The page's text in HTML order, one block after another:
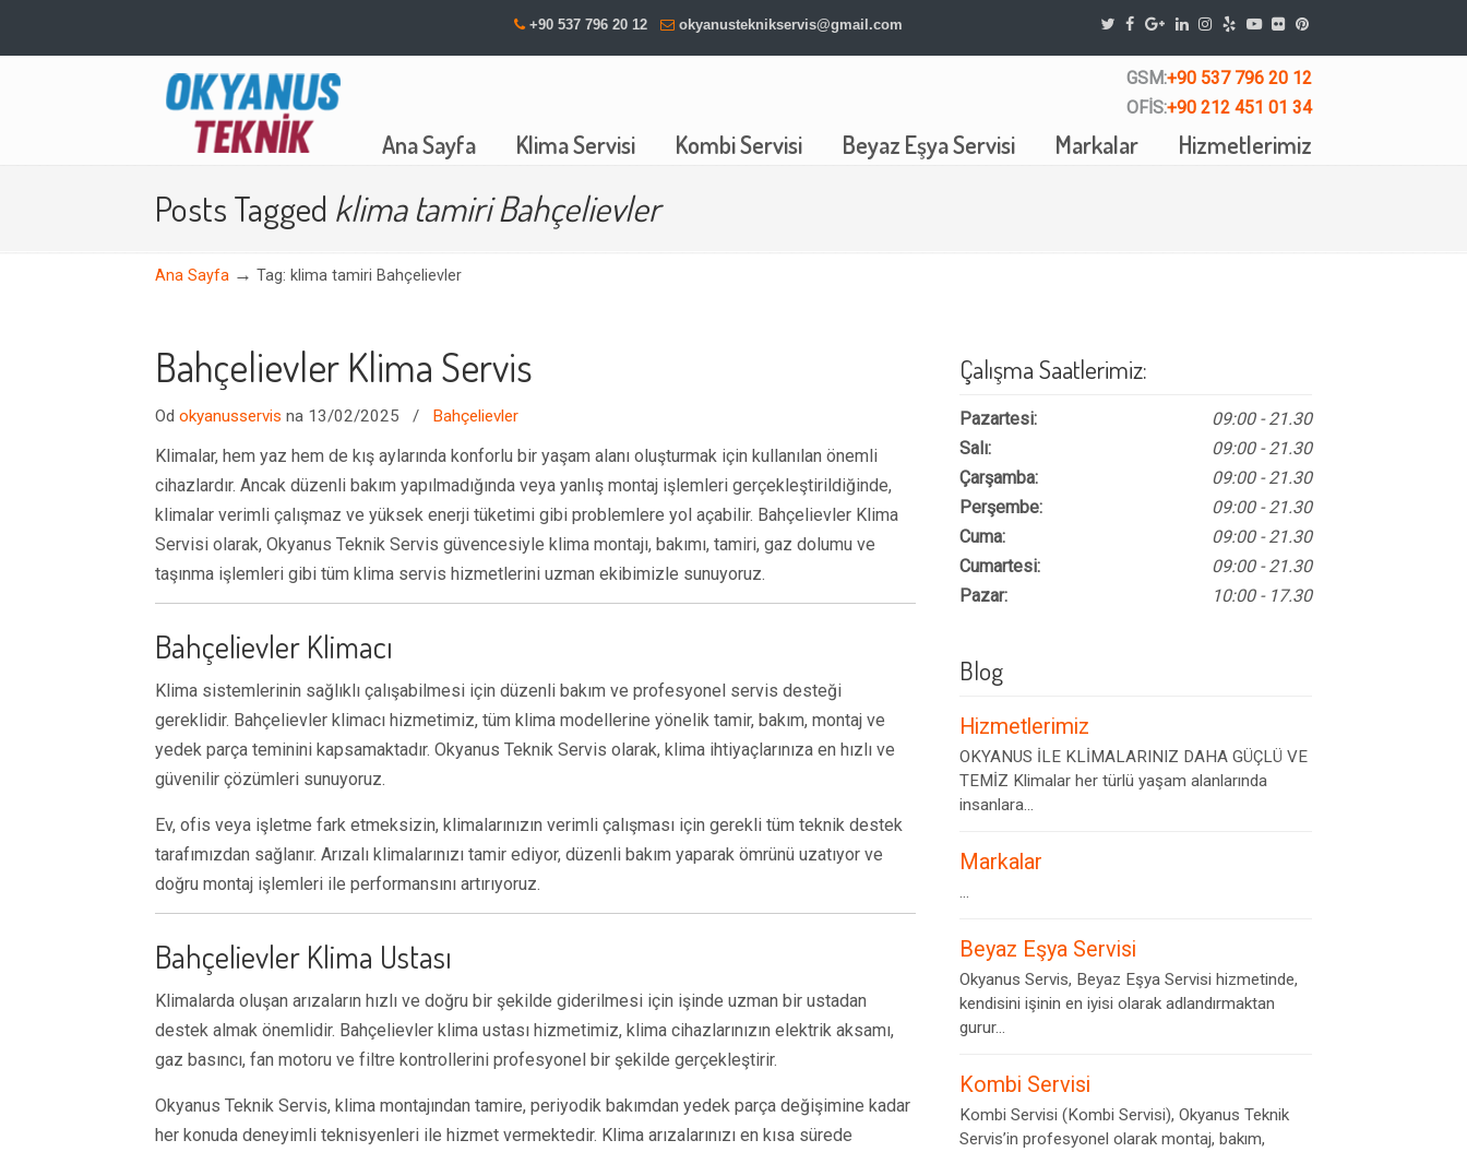
+90 537 796 20 12 okyanusteknikservis@gmail.com
GSM:+90 537 796 20 12
OFİS:+90 212 451 01 34
Ana Sayfa Klima Servisi Kombi Servisi Beyaz Eşya Servisi Markalar Hizmetlerimiz
Navigation
Posts Tagged klima tamiri Bahçelievler
Ana Sayfa → Tag: klima tamiri Bahçelievler
Bahçelievler Klima Servis
Od okyanusservis na 13/02/2025 / Bahçelievler
Klimalar, hem yaz hem de kış aylarında konforlu bir yaşam alanı oluşturmak için kullanılan önemli
cihazlardır. Ancak düzenli bakım yapılmadığında veya yanlış montaj işlemleri gerçekleştirildiğinde,
klimalar verimli çalışmaz ve yüksek enerji tüketimi gibi problemlere yol açabilir. Bahçelievler Klima
Servisi olarak, Okyanus Teknik Servis güvencesiyle klima montajı, bakımı, tamiri, gaz dolumu ve
taşınma işlemleri gibi tüm klima servis hizmetlerini uzman ekibimizle sunuyoruz.
Bahçelievler Klimacı
Klima sistemlerinin sağlıklı çalışabilmesi için düzenli bakım ve profesyonel servis desteği
gereklidir. Bahçelievler klimacı hizmetimiz, tüm klima modellerine yönelik tamir, bakım, montaj ve
yedek parça teminini kapsamaktadır. Okyanus Teknik Servis olarak, klima ihtiyaçlarınıza en hızlı ve
güvenilir çözümleri sunuyoruz.
Ev, ofis veya işletme fark etmeksizin, klimalarınızın verimli çalışması için gerekli tüm teknik destek
tarafımızdan sağlanır. Arızalı klimalarınızı tamir ediyor, düzenli bakım yaparak ömrünü uzatıyor ve
doğru montaj işlemleri ile performansını artırıyoruz.
Bahçelievler Klima Ustası
Klimalarda oluşan arızaların hızlı ve doğru bir şekilde giderilmesi için işinde uzman bir ustadan
destek almak önemlidir. Bahçelievler klima ustası hizmetimiz, klima cihazlarınızın elektrik aksamı,
gaz basıncı, fan motoru ve filtre kontrollerini profesyonel bir şekilde gerçekleştirir.
Okyanus Teknik Servis, klima montajından tamire, periyodik bakımdan yedek parça değişimine kadar
her konuda deneyimli teknisyenleri ile hizmet vermektedir. Klima arızalarınızı en kısa sürede
Çalışma Saatlerimiz:
Pazartesi:
Salı:
Çarşamba:
Perşembe:
Cuma:
Cumartesi:
Pazar:
09:00 - 21.30
09:00 - 21.30
09:00 - 21.30
09:00 - 21.30
09:00 - 21.30
09:00 - 21.30
10:00 - 17.30
Blog
Hizmetlerimiz
OKYANUS İLE KLİMALARINIZ DAHA GÜÇLÜ VE
TEMİZ Klimalar her türlü yaşam alanlarında
insanlara...
Markalar
...
Beyaz Eşya Servisi
Okyanus Servis, Beyaz Eşya Servisi hizmetinde,
kendisini işinin en iyisi olarak adlandırmaktan
gurur...
Kombi Servisi
Kombi Servisi (Kombi Servisi), Okyanus Teknik
Servis’in profesyonel olarak montaj, bakım,